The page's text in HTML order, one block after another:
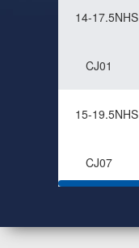
14-17.5NHS
CJ01
15-19.5NHS
CJ07